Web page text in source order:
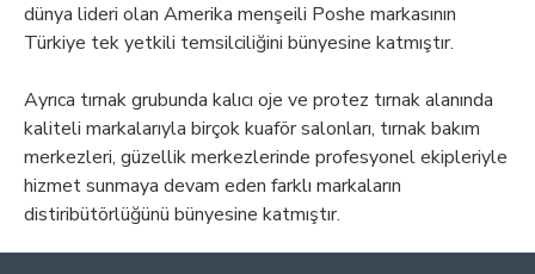
dünya lideri olan Amerika menşeili Poshe markasının
Türkiye tek yetkili temsilciliğini bünyesine katmıştır.
Ayrıca tırnak grubunda kalıcı oje ve protez tırnak alanında
kaliteli markalarıyla birçok kuaför salonları, tırnak bakım
merkezleri, güzellik merkezlerinde profesyonel ekipleriyle
hizmet sunmaya devam eden farklı markaların
distiribütörlüğünü bünyesine katmıştır.